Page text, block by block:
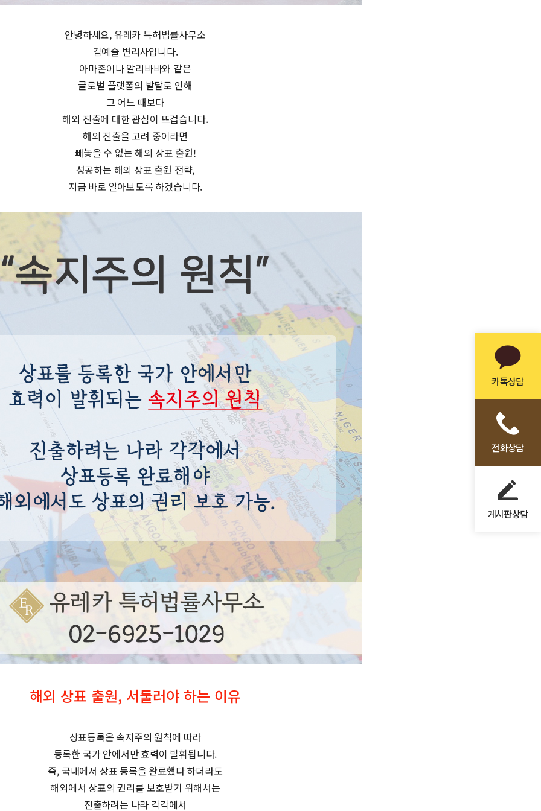
카톡상담
전화상담
게시판상담
안녕하세요, 유레카 특허법률사무소
김예슬 변리사입니다.
아마존이나 알리바바와 같은
글로벌 플랫폼의 발달로 인해
그 어느 때보다
해외 진출에 대한 관심이 뜨겁습니다.
해외 진출을 고려 중이라면
빼놓을 수 없는 해외 상표 출원!
성공하는 해외 상표 출원 전략,
지금 바로 알아보도록 하겠습니다.
해외 상표 출원, 서둘러야 하는 이유
상표등록은 속지주의 원칙에 따라
등록한 국가 안에서만 효력이 발휘됩니다.
즉, 국내에서 상표 등록을 완료했다 하더라도
해외에서 상표의 권리를 보호받기 위해서는
진출하려는 나라 각각에서